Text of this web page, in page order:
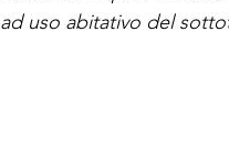
ad uso abitativo del